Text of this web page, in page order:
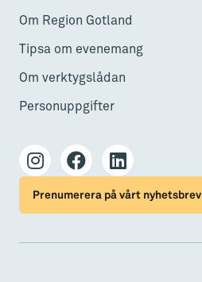
Om Region Gotland
Tipsa om evenemang
Om verktygslådan
Personuppgifter
Prenumerera på vårt nyhetsbrev